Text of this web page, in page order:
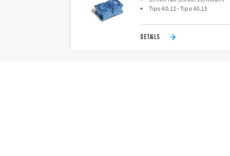
Tipo 60.12 - Tipo 60.13
DETAILS